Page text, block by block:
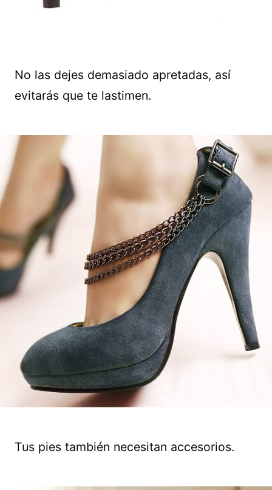
No las dejes demasiado apretadas, así
evitarás que te lastimen.
Tus pies también necesitan accesorios.